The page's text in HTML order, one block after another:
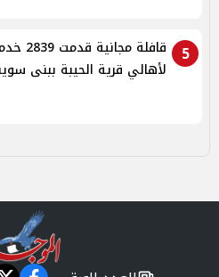
5
قافلة
لأهالي قرية الحيبة ببنى